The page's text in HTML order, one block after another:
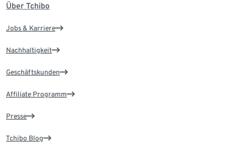
Über Tchibo
Jobs & Karriere
Nachhaltigkeit
Geschäftskunden
Affiliate Programm
Presse
Tchibo Blog